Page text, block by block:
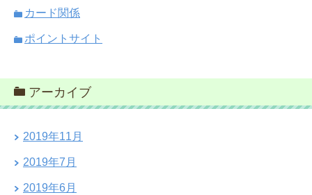
カード関係
ポイントサイト
アーカイブ
2019年11月
2019年7月
2019年6月